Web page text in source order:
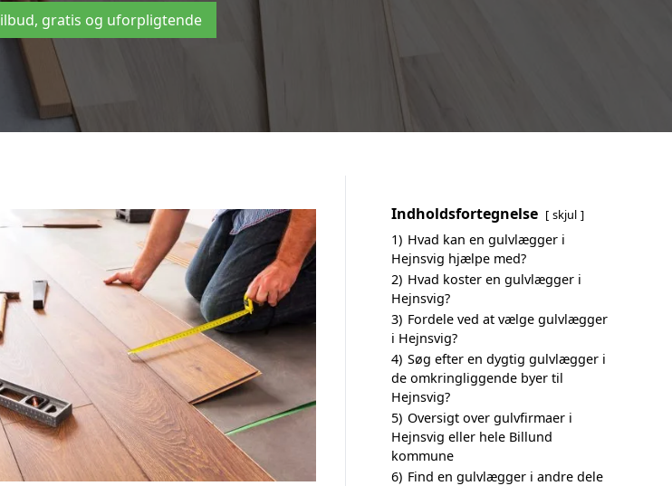
gratis og uforpligtende
Indholdsfortegnelse skjul
1) Hvad kan en gulvlægger i
Hejnsvig hjælpe med?
2) Hvad koster en gulvlægger i
Hejnsvig?
3) Fordele ved at vælge gulvlægger
i Hejnsvig?
4) Søg efter en dygtig gulvlægger i
de omkringliggende byer til
Hejnsvig?
5) Oversigt over gulvfirmaer i
Hejnsvig eller hele Billund
kommune
6) Find en gulvlægger i andre dele